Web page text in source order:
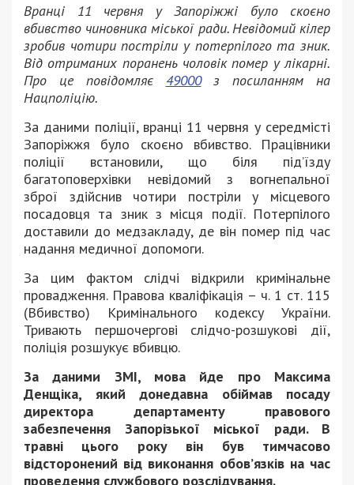
Вранці 11 червня у Запоріжжі було скоєно
вбивство чиновника міської ради. Невідомий кілер
зробив чотири постріли у потерпілого та зник.
Від отриманих поранень чоловік помер у лікарні.
Про це повідомляє 49000з посиланням на
Нацполіцію.
За даними поліції, вранці 11 червня у середмісті
Запоріжжя було скоєно вбивство. Працівники
поліції встановили, що біля підʼїзду
багатоповерхівки невідомий з вогнепальної
зброї здійснив чотири постріли у місцевого
посадовця та зник з місця події. Потерпілого
доставили до медзакладу, де він помер під час
надання медичної допомоги.
За цим фактом слідчі відкрили кримінальне
провадження. Правова кваліфікація – ч. 1 ст. 115
(Вбивство) Кримінального кодексу України.
Тривають першочергові слідчо-розшукові дії,
поліція розшукує вбивцю.
За даними ЗМІ, мова йде про Максима
Денщіка, який донедавна обіймав посаду
директора департаменту правового
забезпечення Запорізької міської ради. В
травні цього року він був тимчасово
відсторонений від виконання обов’язків на час
проведення службового розслідування.